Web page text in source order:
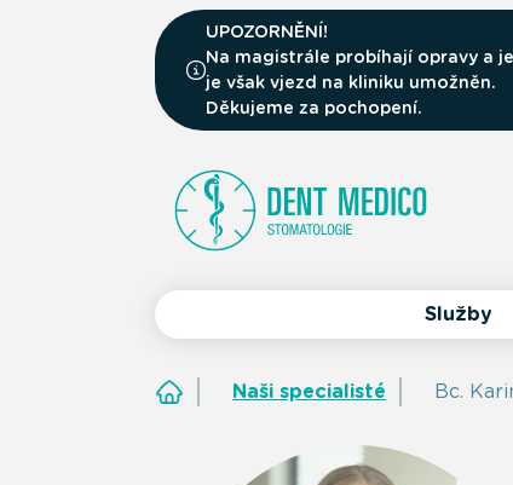
UPOZORNĚNÍ!
Na magistrále probíhají opravy a
je však vjezd na kliniku umožněn.
Děkujeme za pochopení.
Služby
Naši specialisté Bc.